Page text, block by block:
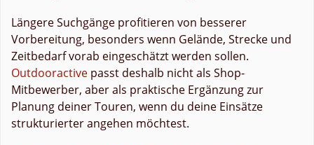
Längere Suchgänge profitieren von besserer
Vorbereitung, besonders wenn Gelände, Strecke und
Zeitbedarf vorab eingeschätzt werden sollen.
Outdooractive passt deshalb nicht als Shop-
Mitbewerber, aber als praktische Ergänzung zur
Planung deiner Touren, wenn du deine Einsätze
strukturierter angehen möchtest.